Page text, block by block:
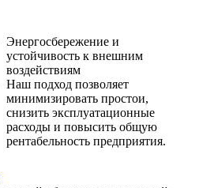
Энергосбережение и
устойчивость к внешним
воздействиям
Наш подход позволяет
минимизировать простои,
снизить эксплуатационные
расходы и повысить общую
рентабельность предприятия.